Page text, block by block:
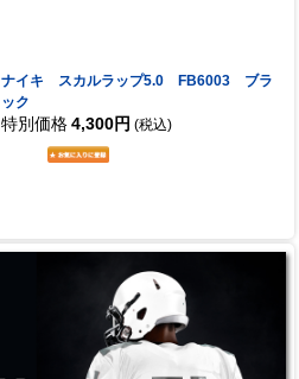
ナイキ スカルラップ5.0 FB6003 ブラ
ック
特別価格 4,300円 (税込)